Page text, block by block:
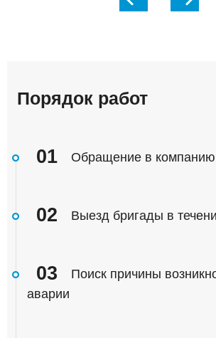
Порядок работ
01 Обращение в компанию
02 Выезд бригады в
03
Поиск причины
аварии